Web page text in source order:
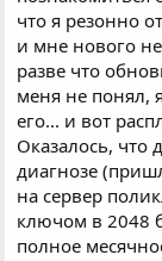
что я резонно
и мне нового
разве что
меня не понял,
его... и вот
Оказалось, что
диагнозе
на сервер
ключом в 2048
полное